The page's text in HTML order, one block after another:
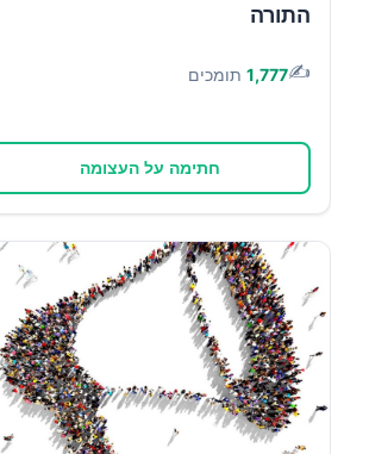
התורה
✍️
1,777 תומכים
חתימה על העצומה